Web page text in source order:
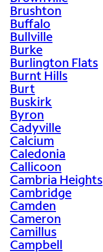
Brushton
Buffalo
Bullville
Burke
Burlington Flats
Burnt Hills
Burt
Buskirk
Byron
Cadyville
Calcium
Caledonia
Callicoon
Cambria Heights
Cambridge
Camden
Cameron
Camillus
Campbell